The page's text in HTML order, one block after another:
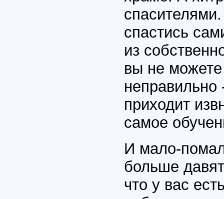
спастись
из
вы не
неправильно
приходит
самое
И мало-
больше
что у вас